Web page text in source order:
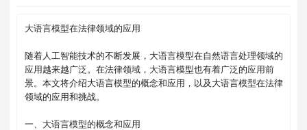
大语言模型在法律领域的应用
随着人工智能技术的不断发展，大语言模型在自然语言处理领域的
应用越来越广泛。在法律领域，大语言模型也有着广泛的应用前
景。本文将介绍大语言模型的概念和应用，以及大语言模型在法律
领域的应用和挑战。
一、大语言模型的概念和应用